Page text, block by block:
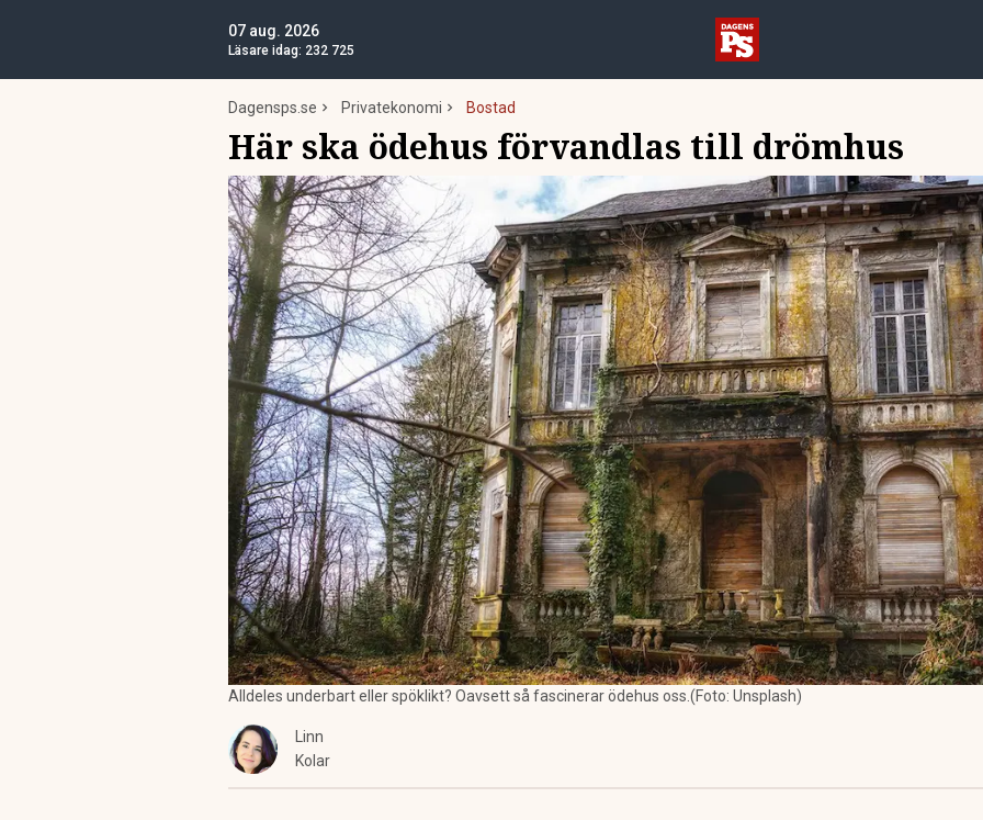
07 aug. 2026
Läsare idag: 232 725
Dagensps.se Privatekonomi Bostad
Här ska ödehus förvandlas till drömhus
Alldeles underbart eller spöklikt? Oavsett så fascinerar ödehus oss.(Foto: Unsplash)
Linn
Kolar